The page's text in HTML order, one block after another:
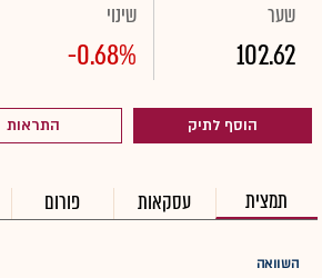
שער
102.62
שינוי
-0.68%
הוסף לתיק התראות
תמצית עסקאות פורום
השוואה